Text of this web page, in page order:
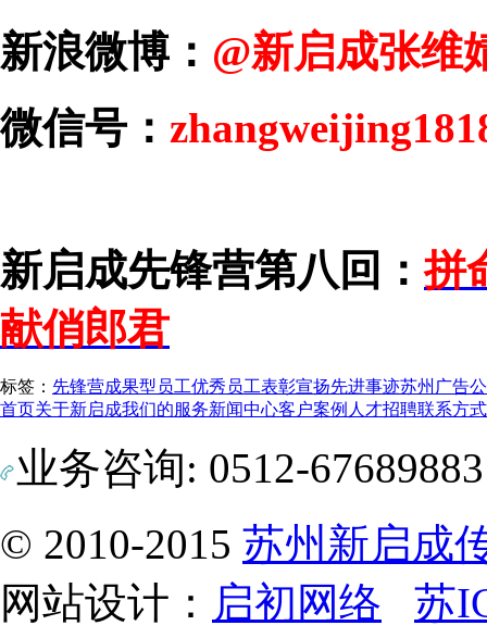
新浪微博： @新启成张维
微信号：
新启成先锋营第八回：拼
献俏郎君
标签： 先锋营成果型员工优秀员工表彰宣扬先进事迹苏州广告
首页关于新启成我们的服务新闻中心客户案例 人才招聘联系方式
业务咨询: 0512-
© 2010-2015 苏州新启成
网站设计： 启初网络 苏